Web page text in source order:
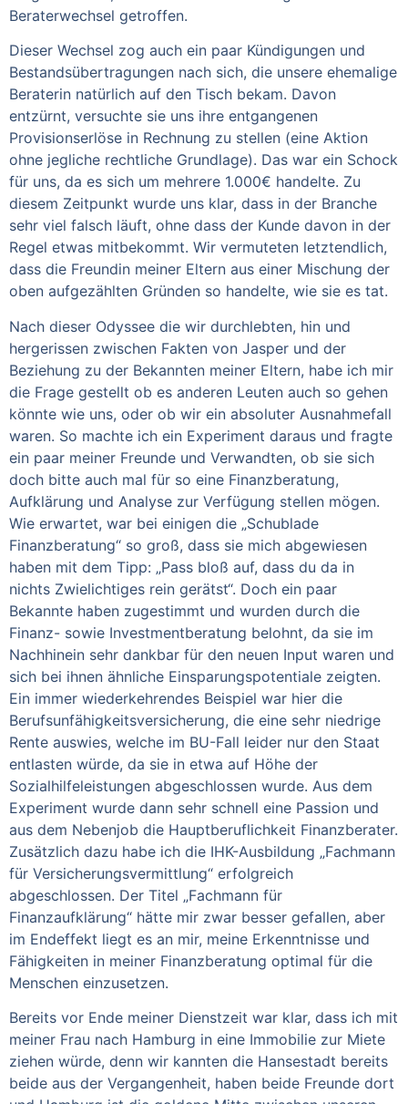
Beraterwechsel getroffen.
Dieser Wechsel zog auch ein paar Kündigungen und
Bestandsübertragungen nach sich, die unsere ehemalige
Beraterin natürlich auf den Tisch bekam. Davon
entzürnt, versuchte sie uns ihre entgangenen
Provisionserlöse in Rechnung zu stellen (eine Aktion
ohne jegliche rechtliche Grundlage). Das war ein Schock
für uns, da es sich um mehrere 1.000€ handelte. Zu
diesem Zeitpunkt wurde uns klar, dass in der Branche
sehr viel falsch läuft, ohne dass der Kunde davon in der
Regel etwas mitbekommt. Wir vermuteten letztendlich,
dass die Freundin meiner Eltern aus einer Mischung der
oben aufgezählten Gründen so handelte, wie sie es tat.
Nach dieser Odyssee die wir durchlebten, hin und
hergerissen zwischen Fakten von Jasper und der
Beziehung zu der Bekannten meiner Eltern, habe ich mir
die Frage gestellt ob es anderen Leuten auch so gehen
könnte wie uns, oder ob wir ein absoluter Ausnahmefall
waren. So machte ich ein Experiment daraus und fragte
ein paar meiner Freunde und Verwandten, ob sie sich
doch bitte auch mal für so eine Finanzberatung,
Aufklärung und Analyse zur Verfügung stellen mögen.
Wie erwartet, war bei einigen die „Schublade
Finanzberatung“ so groß, dass sie mich abgewiesen
haben mit dem Tipp: „Pass bloß auf, dass du da in
nichts Zwielichtiges rein gerätst“. Doch ein paar
Bekannte haben zugestimmt und wurden durch die
Finanz- sowie Investmentberatung belohnt, da sie im
Nachhinein sehr dankbar für den neuen Input waren und
sich bei ihnen ähnliche Einsparungspotentiale zeigten.
Ein immer wiederkehrendes Beispiel war hier die
Berufsunfähigkeitsversicherung, die eine sehr niedrige
Rente auswies, welche im BU-Fall leider nur den Staat
entlasten würde, da sie in etwa auf Höhe der
Sozialhilfeleistungen abgeschlossen wurde. Aus dem
Experiment wurde dann sehr schnell eine Passion und
aus dem Nebenjob die Hauptberuflichkeit Finanzberater.
Zusätzlich dazu habe ich die IHK-Ausbildung „Fachmann
für Versicherungsvermittlung“ erfolgreich
abgeschlossen. Der Titel „Fachmann für
Finanzaufklärung“ hätte mir zwar besser gefallen, aber
im Endeffekt liegt es an mir, meine Erkenntnisse und
Fähigkeiten in meiner Finanzberatung optimal für die
Menschen einzusetzen.
Bereits vor Ende meiner Dienstzeit war klar, dass ich mit
meiner Frau nach Hamburg in eine Immobilie zur Miete
ziehen würde, denn wir kannten die Hansestadt bereits
beide aus der Vergangenheit, haben beide Freunde dort